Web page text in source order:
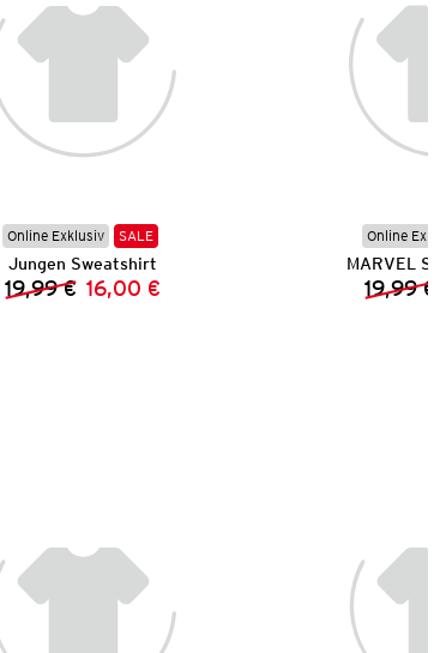
Online Exklusiv SALE
Jungen Sweatshirt
Vorheriger Preis:
19,99 € Neuer Preis:
16,00 €
Online
MARVEL
19,99 €